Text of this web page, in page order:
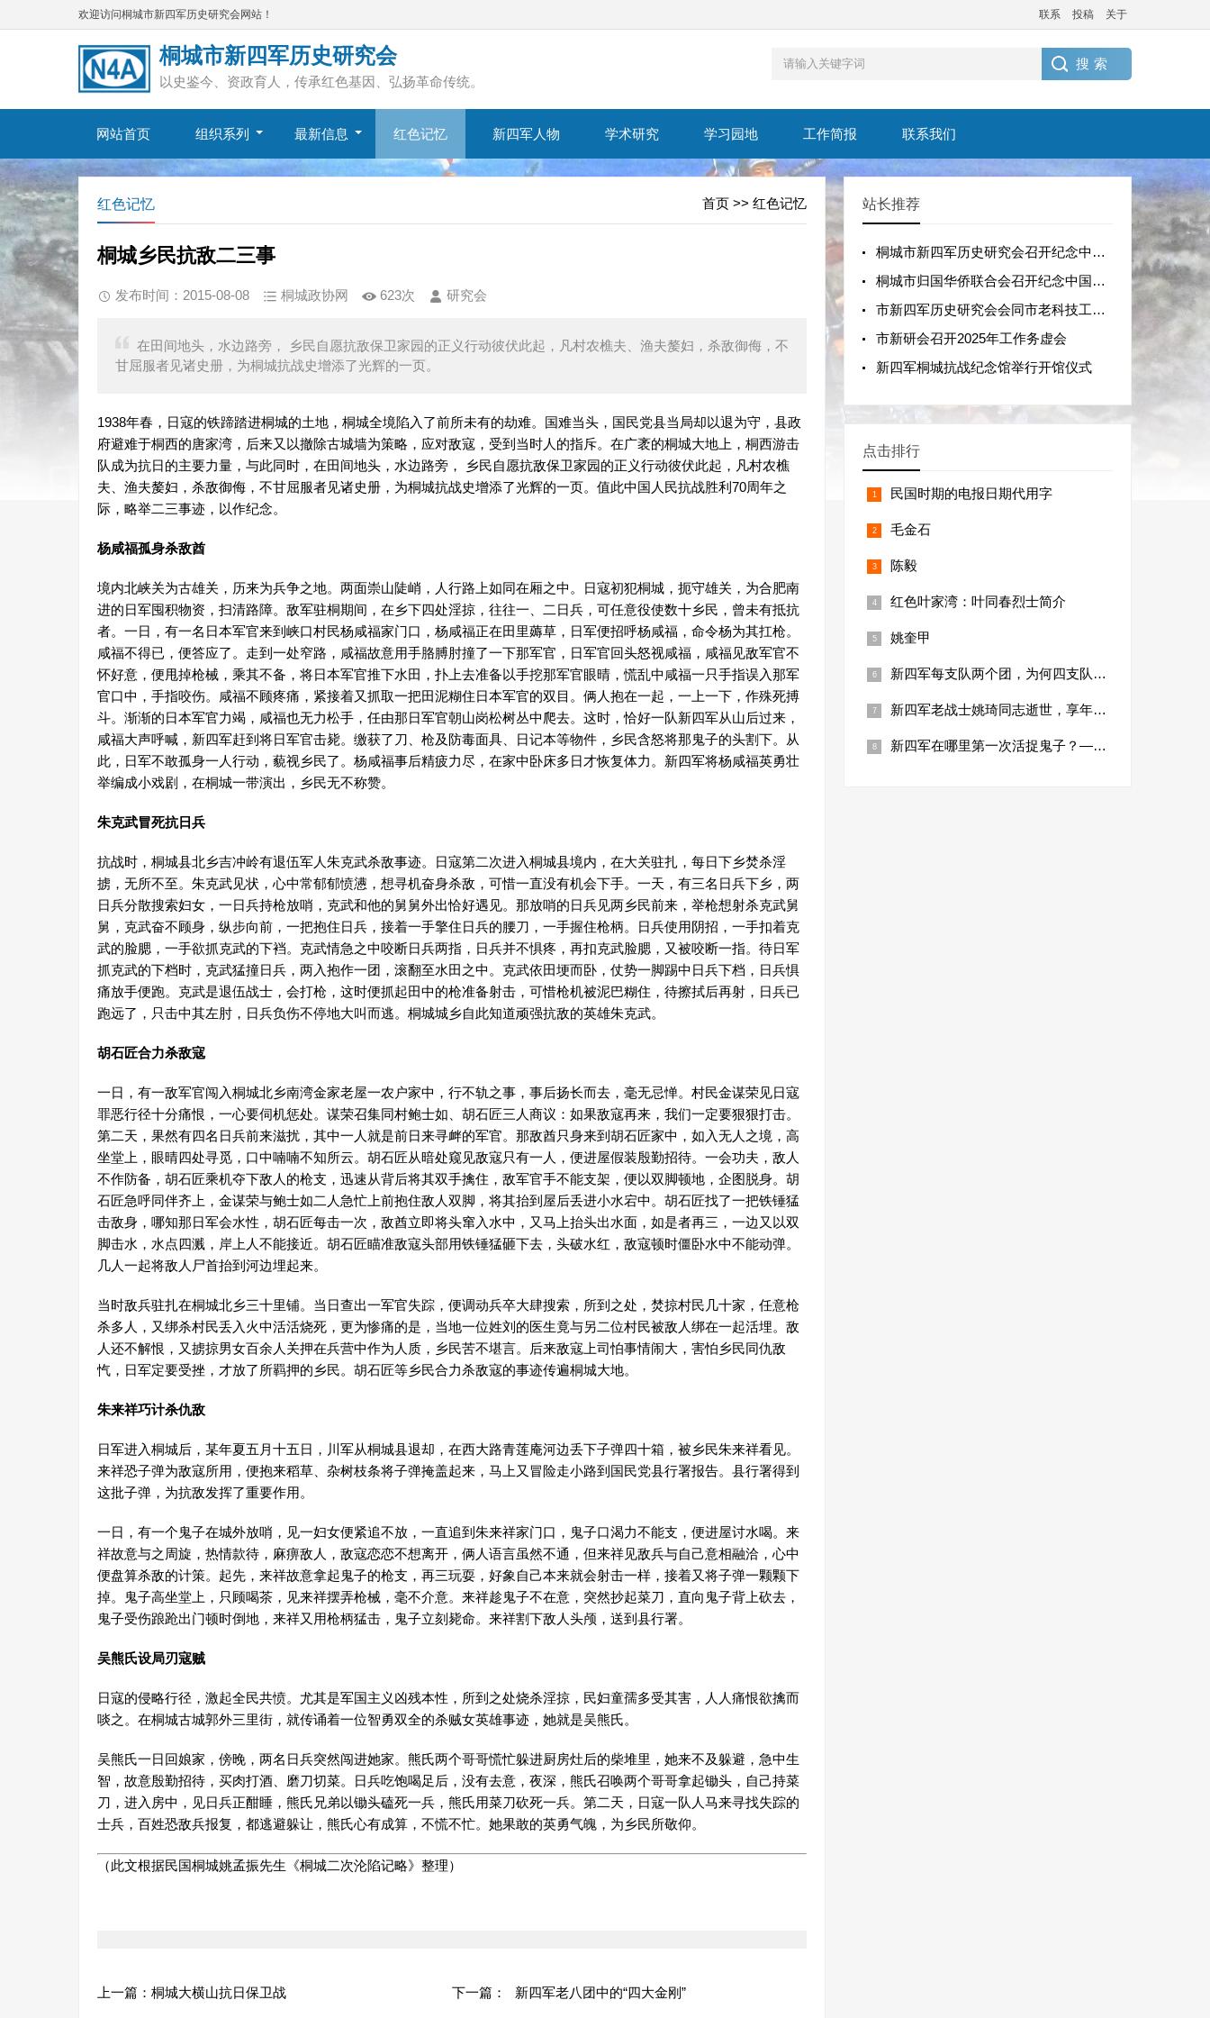
欢迎访问桐城市新四军历史研究会网站！ 联系 投稿 关于
桐城市新四军历史研究会
以史鉴今、资政育人，传承红色基因、弘扬革命传统。
网站首页 组织系列 最新信息 红色记忆 新四军人物 学术研究 学习园地 工作简报 联系我们
首页 >> 红色记忆
红色记忆
桐城乡民抗敌二三事
发布时间：2015-08-08 桐城政协网 623次 研究会
在田间地头，水边路旁， 乡民自愿抗敌保卫家园的正义行动彼伏此起，凡村农樵夫、渔夫嫠妇，杀敌御侮，不
甘屈服者见诸史册，为桐城抗战史增添了光辉的一页。
1938年春，日寇的铁蹄踏进桐城的土地，桐城全境陷入了前所未有的劫难。国难当头，国民党县当局却以退为守，县政
府避难于桐西的唐家湾，后来又以撤除古城墙为策略，应对敌寇，受到当时人的指斥。在广袤的桐城大地上，桐西游击
队成为抗日的主要力量，与此同时，在田间地头，水边路旁， 乡民自愿抗敌保卫家园的正义行动彼伏此起，凡村农樵
夫、渔夫嫠妇，杀敌御侮，不甘屈服者见诸史册，为桐城抗战史增添了光辉的一页。值此中国人民抗战胜利70周年之
际，略举二三事迹，以作纪念。
杨咸福孤身杀敌酋
境内北峡关为古雄关，历来为兵争之地。两面崇山陡峭，人行路上如同在厢之中。日寇初犯桐城，扼守雄关，为合肥南
进的日军囤积物资，扫清路障。敌军驻桐期间，在乡下四处淫掠，往往一、二日兵，可任意役使数十乡民，曾未有抵抗
者。一日，有一名日本军官来到峡口村民杨咸福家门口，杨咸福正在田里薅草，日军便招呼杨咸福，命令杨为其扛枪。
咸福不得已，便答应了。走到一处窄路，咸福故意用手胳膊肘撞了一下那军官，日军官回头怒视咸福，咸福见敌军官不
怀好意，便甩掉枪械，乘其不备，将日本军官推下水田，扑上去准备以手挖那军官眼晴，慌乱中咸福一只手指误入那军
官口中，手指咬伤。咸福不顾疼痛，紧接着又抓取一把田泥糊住日本军官的双目。俩人抱在一起，一上一下，作殊死搏
斗。渐渐的日本军官力竭，咸福也无力松手，任由那日军官朝山岗松树丛中爬去。这时，恰好一队新四军从山后过来，
咸福大声呼喊，新四军赶到将日军官击毙。缴获了刀、枪及防毒面具、日记本等物件，乡民含怒将那鬼子的头割下。从
此，日军不敢孤身一人行动，藐视乡民了。杨咸福事后精疲力尽，在家中卧床多日才恢复体力。新四军将杨咸福英勇壮
举编成小戏剧，在桐城一带演出，乡民无不称赞。
朱克武冒死抗日兵
抗战时，桐城县北乡吉冲岭有退伍军人朱克武杀敌事迹。日寇第二次进入桐城县境内，在大关驻扎，每日下乡焚杀淫
掳，无所不至。朱克武见状，心中常郁郁愤懑，想寻机奋身杀敌，可惜一直没有机会下手。一天，有三名日兵下乡，两
日兵分散搜索妇女，一日兵持枪放哨，克武和他的舅舅外出恰好遇见。那放哨的日兵见两乡民前来，举枪想射杀克武舅
舅，克武奋不顾身，纵步向前，一把抱住日兵，接着一手擎住日兵的腰刀，一手握住枪柄。日兵使用阴招，一手扣着克
武的脸腮，一手欲抓克武的下裆。克武情急之中咬断日兵两指，日兵并不惧疼，再扣克武脸腮，又被咬断一指。待日军
抓克武的下档时，克武猛撞日兵，两入抱作一团，滚翻至水田之中。克武依田埂而卧，仗势一脚踢中日兵下档，日兵惧
痛放手便跑。克武是退伍战士，会打枪，这时便抓起田中的枪准备射击，可惜枪机被泥巴糊住，待擦拭后再射，日兵已
跑远了，只击中其左肘，日兵负伤不停地大叫而逃。桐城城乡自此知道顽强抗敌的英雄朱克武。
胡石匠合力杀敌寇
一日，有一敌军官闯入桐城北乡南湾金家老屋一农户家中，行不轨之事，事后扬长而去，毫无忌惮。村民金谋荣见日寇
罪恶行径十分痛恨，一心要伺机惩处。谋荣召集同村鲍士如、胡石匠三人商议：如果敌寇再来，我们一定要狠狠打击。
第二天，果然有四名日兵前来滋扰，其中一人就是前日来寻衅的军官。那敌酋只身来到胡石匠家中，如入无人之境，高
坐堂上，眼晴四处寻觅，口中喃喃不知所云。胡石匠从暗处窥见敌寇只有一人，便进屋假装殷勤招待。一会功夫，敌人
不作防备，胡石匠乘机夺下敌人的枪支，迅速从背后将其双手擒住，敌军官手不能支架，便以双脚顿地，企图脱身。胡
石匠急呼同伴齐上，金谋荣与鲍士如二人急忙上前抱住敌人双脚，将其抬到屋后丢进小水宕中。胡石匠找了一把铁锤猛
击敌身，哪知那日军会水性，胡石匠每击一次，敌酋立即将头窜入水中，又马上抬头出水面，如是者再三，一边又以双
脚击水，水点四溅，岸上人不能接近。胡石匠瞄准敌寇头部用铁锤猛砸下去，头破水红，敌寇顿时僵卧水中不能动弹。
几人一起将敌人尸首抬到河边埋起来。
当时敌兵驻扎在桐城北乡三十里铺。当日查出一军官失踪，便调动兵卒大肆搜索，所到之处，焚掠村民几十家，任意枪
杀多人，又绑杀村民丢入火中活活烧死，更为惨痛的是，当地一位姓刘的医生竟与另二位村民被敌人绑在一起活埋。敌
人还不解恨，又掳掠男女百余人关押在兵营中作为人质，乡民苦不堪言。后来敌寇上司怕事情闹大，害怕乡民同仇敌
忾，日军定要受挫，才放了所羁押的乡民。胡石匠等乡民合力杀敌寇的事迹传遍桐城大地。
朱来祥巧计杀仇敌
日军进入桐城后，某年夏五月十五日，川军从桐城县退却，在西大路青莲庵河边丢下子弹四十箱，被乡民朱来祥看见。
来祥恐子弹为敌寇所用，便抱来稻草、杂树枝条将子弹掩盖起来，马上又冒险走小路到国民党县行署报告。县行署得到
这批子弹，为抗敌发挥了重要作用。
一日，有一个鬼子在城外放哨，见一妇女便紧追不放，一直追到朱来祥家门口，鬼子口渴力不能支，便进屋讨水喝。来
祥故意与之周旋，热情款待，麻痹敌人，敌寇恋恋不想离开，俩人语言虽然不通，但来祥见敌兵与自己意相融洽，心中
便盘算杀敌的计策。起先，来祥故意拿起鬼子的枪支，再三玩耍，好象自己本来就会射击一样，接着又将子弹一颗颗下
掉。鬼子高坐堂上，只顾喝茶，见来祥摆弄枪械，毫不介意。来祥趁鬼子不在意，突然抄起菜刀，直向鬼子背上砍去，
鬼子受伤踉跄出门顿时倒地，来祥又用枪柄猛击，鬼子立刻毙命。来祥割下敌人头颅，送到县行署。
吴熊氏设局刃寇贼
日寇的侵略行径，激起全民共愤。尤其是军国主义凶残本性，所到之处烧杀淫掠，民妇童孺多受其害，人人痛恨欲擒而
啖之。在桐城古城郭外三里街，就传诵着一位智勇双全的杀贼女英雄事迹，她就是吴熊氏。
吴熊氏一日回娘家，傍晚，两名日兵突然闯进她家。熊氏两个哥哥慌忙躲进厨房灶后的柴堆里，她来不及躲避，急中生
智，故意殷勤招待，买肉打酒、磨刀切菜。日兵吃饱喝足后，没有去意，夜深，熊氏召唤两个哥哥拿起锄头，自己持菜
刀，进入房中，见日兵正酣睡，熊氏兄弟以锄头磕死一兵，熊氏用菜刀砍死一兵。第二天，日寇一队人马来寻找失踪的
士兵，百姓恐敌兵报复，都逃避躲让，熊氏心有成算，不慌不忙。她果敢的英勇气魄，为乡民所敬仰。
（此文根据民国桐城姚孟振先生《桐城二次沦陷记略》整理）
上一篇： 桐城大横山抗日保卫战 下一篇： 新四军老八团中的“四大金刚”
站长推荐
桐城市新四军历史研究会召开纪念中国人民抗日战争暨世界反法西斯战争胜利 80 周年座谈会
桐城市归国华侨联合会召开纪念中国人民抗日战争暨世界反法西斯战争胜利80周年座谈会
市新四军历史研究会会同市老科技工作者协会走进桐城市新启航学校
市新研会召开2025年工作务虚会
新四军桐城抗战纪念馆举行开馆仪式
点击排行
民国时期的电报日期代用字
毛金石
陈毅
红色叶家湾：叶同春烈士简介
姚奎甲
新四军每支队两个团，为何四支队有四个团？
新四军老战士姚琦同志逝世，享年101岁
新四军在哪里第一次活捉鬼子？——大小关伏击战遗址